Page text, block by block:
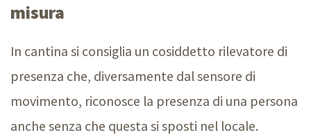
misura
In cantina si consiglia un cosiddetto rilevatore di
presenza che, diversamente dal sensore di
movimento, riconosce la presenza di una persona
anche senza che questa si sposti nel locale.